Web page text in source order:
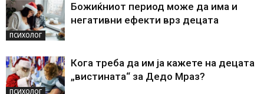
ПСИХОЛОГ
Божиќниот период може да има и
негативни ефекти врз децата
ПСИХОЛОГ
Кога треба да им ја кажете на децата
„вистината“ за Дедо Мраз?